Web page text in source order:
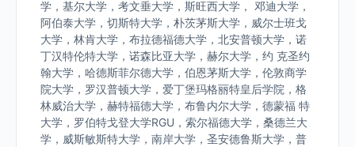
学，基尔大学，考文垂大学，斯旺西大学， 邓迪大学，
阿伯泰大学，切斯特大学，朴茨茅斯大学，威尔士班戈
大学，林肯大学，布拉德福德大学，北安普顿大学，诺
丁汉特伦特大学，诺森比亚大学，赫尔大学，约 克圣约
翰大学，哈德斯菲尔德大学，伯恩茅斯大学，伦敦商学
院大学，罗汉普顿大学，爱丁堡玛格丽特皇后学院，格
林威治大学，赫特福德大学，布鲁内尔大学，德蒙福 特
大学，罗伯特戈登大学RGU，索尔福德大学，桑德兰大
学，威斯敏斯特大学，南岸大学，圣安德鲁斯大学，普